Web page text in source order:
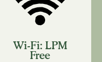
Wi-Fi: LPM
Free